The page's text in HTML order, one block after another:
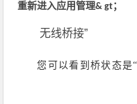
重新进入应用管理& gt；
无线桥接”
您可以看到桥状态是